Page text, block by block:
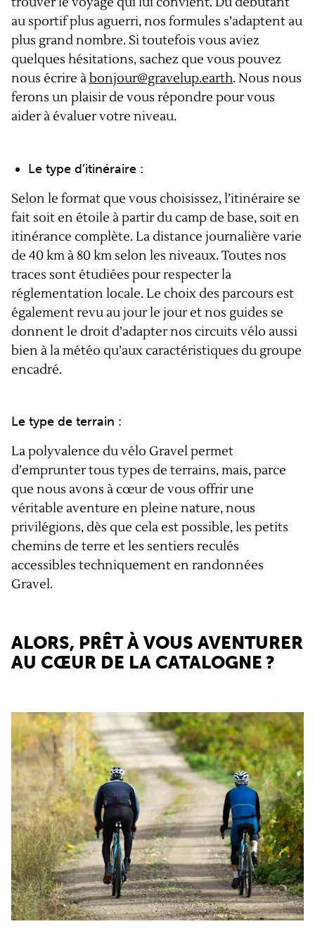
au sportif plus aguerri, nos formules s’adaptent au
plus grand nombre. Si toutefois vous aviez
quelques hésitations, sachez que vous pouvez
nous écrire àbonjour@gravelup.earth. Nous nous
ferons un plaisir de vous répondre pour vous
aider à évaluer votre niveau.
Le type d’itinéraire :
Selon le format que vous choisissez, l’itinéraire se
fait soit en étoile à partir du camp de base, soit en
itinérance complète. La distance journalière varie
de 40 km à 80 km selon les niveaux. Toutes nos
traces sont étudiées pour respecter la
réglementation locale. Le choix des parcours est
également revu au jour le jour et nos guides se
donnent le droit d’adapter nos circuits vélo aussi
bien à la météo qu’aux caractéristiques du groupe
encadré.
Le type de terrain :
La polyvalence du vélo Gravel permet
d’emprunter tous types de terrains, mais, parce
que nous avons à cœur de vous offrir une
véritable aventure en pleine nature, nous
privilégions, dès que cela est possible, les petits
chemins de terre et les sentiers reculés
accessibles techniquement en randonnées
Gravel.
ALORS, PRÊT À VOUS AVENTURER
AU CŒUR DE LA CATALOGNE ?